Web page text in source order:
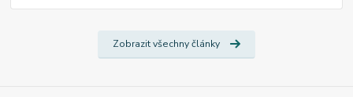
Zobrazit všechny články